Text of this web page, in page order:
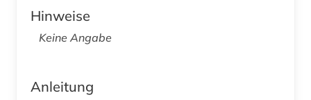
Hinweise
Keine Angabe
Anleitung